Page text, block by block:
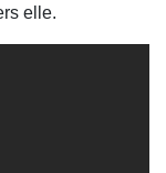
elle.